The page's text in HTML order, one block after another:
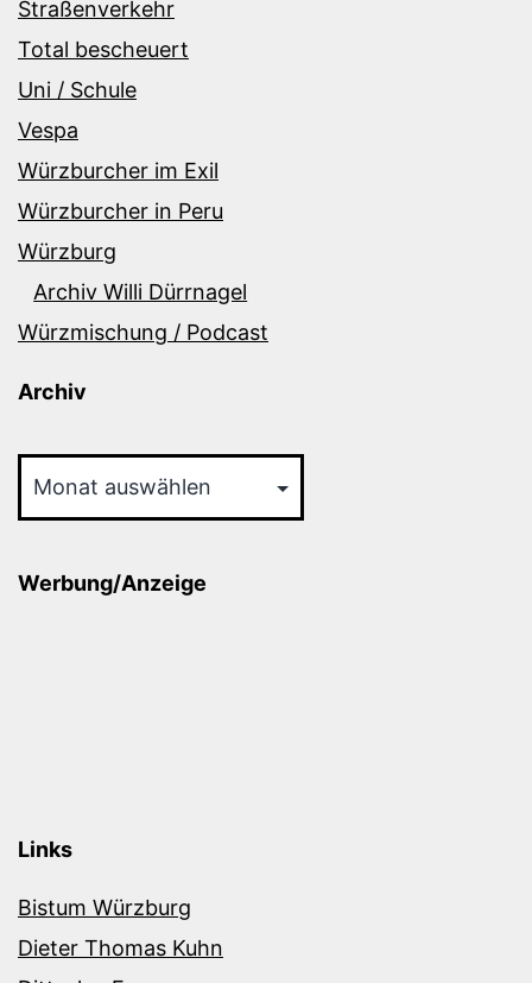
Straßenverkehr
Total bescheuert
Uni / Schule
Vespa
Würzburcher im Exil
Würzburcher in Peru
Würzburg
Archiv Willi Dürrnagel
Würzmischung / Podcast
Archiv
Werbung/Anzeige
Links
Bistum Würzburg
Dieter Thomas Kuhn